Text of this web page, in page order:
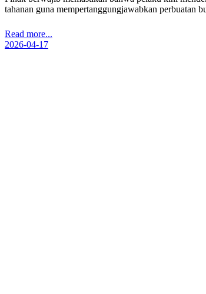
tahanan guna mempertanggungjawabkan perbuatan
Read more...
2026-04-17